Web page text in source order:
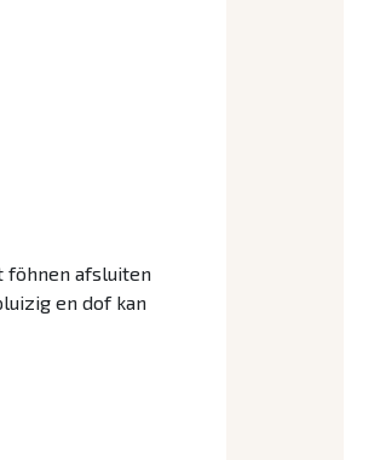
föhnen afsluiten
en dof kan